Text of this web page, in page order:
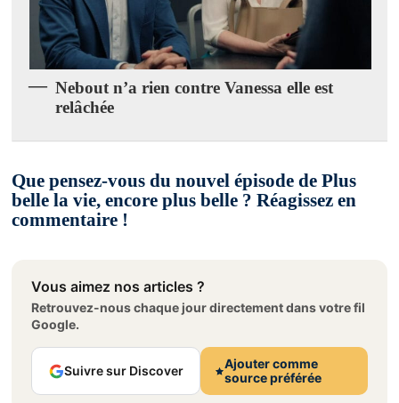
Nebout n’a rien contre Vanessa elle est
relâchée
Que pensez-vous du nouvel épisode de Plus
belle la vie, encore plus belle ? Réagissez en
commentaire !
Vous aimez nos articles ?
Retrouvez-nous chaque jour directement dans votre fil
Google.
Suivre sur Discover
Ajouter comme
source préférée